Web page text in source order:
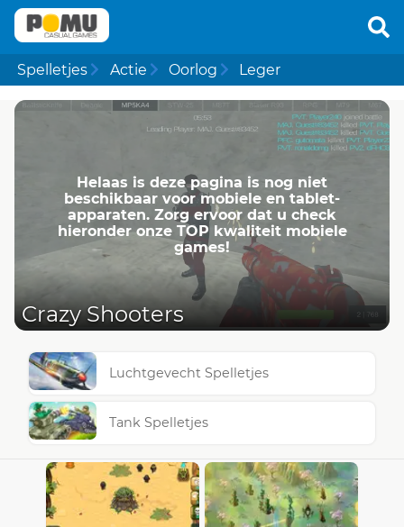
Spelletjes Actie Oorlog Leger
Helaas is deze pagina is nog niet
beschikbaar voor mobiele en tablet-
apparaten. Zorg ervoor dat u check
hieronder onze TOP kwaliteit mobiele
games!
Crazy Shooters
Luchtgevecht Spelletjes
Tank Spelletjes